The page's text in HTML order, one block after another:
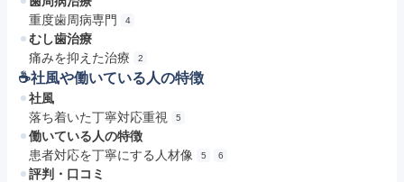
重度歯周病専門
4
むし歯治療
痛みを抑えた治療
2
☕️社風や働いている人の特徴
社風
落ち着いた丁寧対応重視
5
働いている人の特徴
患者対応を丁寧にする人材像
5 6
評判・口コミ